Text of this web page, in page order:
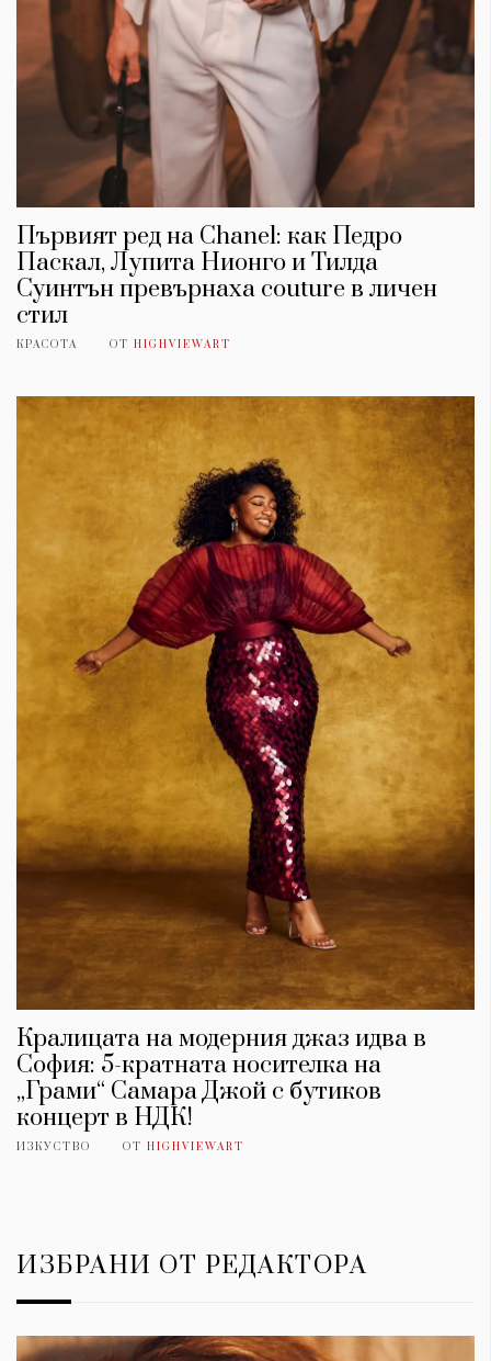
Първият ред на Chanel: как Педро
Паскал, Лупита Нионго и Тилда
Суинтън превърнаха couture в личен
стил
КРАСОТА ОТ HIGHVIEWART
Кралицата на модерния джаз идва в
София: 5-кратната носителка на
„Грами“ Самара Джой с бутиков
концерт в НДК!
ИЗКУСТВО ОТ HIGHVIEWART
ИЗБРАНИ ОТ РЕДАКТОРА